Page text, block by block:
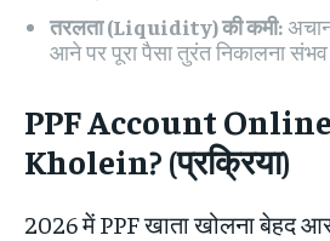
तरलता (Liquidity) की कमी:
आने पर पूरा पैसा तुरंत निकालना संभव
PPF Account
Kholein? (प्रक्रिया)
2026 में PPF खाता खोलना बेहद